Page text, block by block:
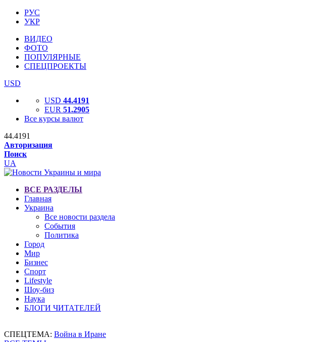
РУС
УКР
ВИДЕО
ФОТО
ПОПУЛЯРНЫЕ
СПЕЦПРОЕКТЫ
USD
USD 44.4191
EUR 51.2905
Все курсы валют
44.4191
Авторизация
Поиск
UA
ВСЕ РАЗДЕЛЫ
Главная
Украина
Все новости раздела
События
Политика
Город
Мир
Бизнес
Спорт
Lifestyle
Шоу-биз
Наука
БЛОГИ ЧИТАТЕЛЕЙ
СПЕЦТЕМА: Война в Иране